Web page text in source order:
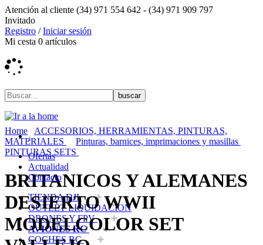
Atención al cliente (34) 971 554 642 - (34) 971 909 797
Invitado
Registro /Iniciar sesión
Mi cesta 0 artículos
Ofertas
Actualidad
Contacto
TIENDA DJI
OUTLET LIQUIDACION
DRONES Y FPV
AVIONES RC
COCHES RC
Home
ACCESORIOS, HERRAMIENTAS, PINTURAS,
MATERIALES
Pinturas, barnices, imprimaciones y masillas
PINTURAS SETS
BRITANICOS Y ALEMANES
DESIERTO WWII
MODELCOLOR SET